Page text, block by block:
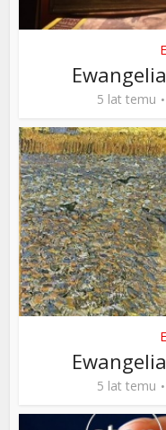
5 lat temu
5 lat temu